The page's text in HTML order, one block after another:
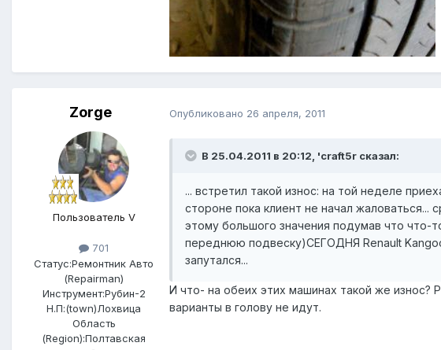
Zorge
Пользователь V
701
Статус:Ремонтник Авто
(Repairman)
Инструмент:Рубин-2
Н.П:(town)Лохвица
Область
(Region):Полтавская
Опубликовано 26 апреля, 2011
В 25.04.2011 в 20:12, 'craft5r сказал:
... встретил такой износ: на той неделе
стороне пока клиент не начал жаловаться...
этому большого значения подумав что что-
переднюю подвеску)СЕГОДНЯ Renault
запутался...
И что- на обеих этих машинах такой же износ?
варианты в голову не идут.